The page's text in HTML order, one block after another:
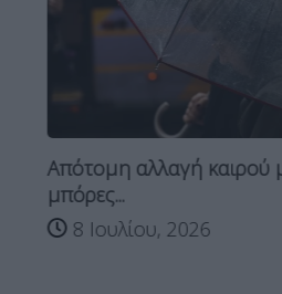
Απότομη αλλαγή καιρού με
μπόρες...
8 Ιουλίου, 2026